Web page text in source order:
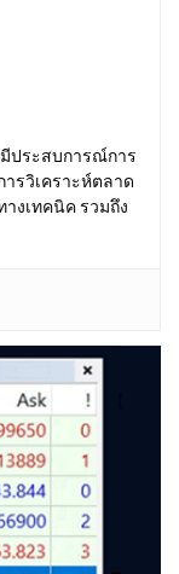
มีประสบการณ์การ
รวิเคราะห์ตลาด
งเทคนิค รวมถึง